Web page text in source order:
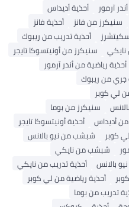
آرمور
أحذية أديداس
سنيكرز من فانز
أحذية فانز
أحذية تدريب من ريبوك
سنيكرز من أونيتسوكا تايجر
أحذية رياضية من أندر آرمور
جري من ريبوك
لي كوبر
سنيكرز من بوما
أديداس
أحذية أونيتسوكا تايجر
كوبر
شبشب من نيو بالانس
شبشب من نايكي
بالانس
أحذية تدريب من نايكي
أحذية رياضية من لي كوبر
تدريب من بوما